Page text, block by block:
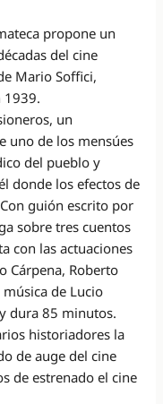
propone un
del cine
Mario Soffici,
1939.
un
uno de los mensúes
del pueblo y
donde los efectos de
guión escrito por
sobre tres cuentos
con las actuaciones
Cárpena, Roberto
música de Lucio
dura 85 minutos.
historiadores la
de auge del cine
de estrenado el cine